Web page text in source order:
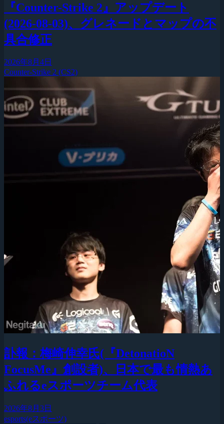
『Counter-Strike 2』アップデート
(2026-08-03)、グレネードとマップの不
具合修正
2026年8月4日
Counter-Strike 2 (CS2)
訃報：梅崎伸幸氏(『DetonatioN
FocusMe』創設者)、日本で最も情熱あ
ふれるeスポーツチーム代表
2026年8月3日
esports(eスポーツ)